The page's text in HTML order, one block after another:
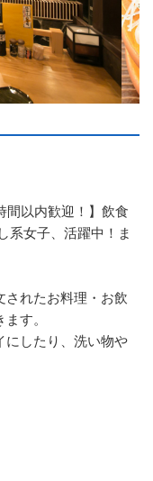
間以内歓迎！】飲食
系女子、活躍中！ま
されたお料理・お飲
す。
にしたり、洗い物や